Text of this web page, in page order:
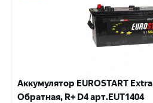
Аккумулятор EUROSTART
Обратная, R+ D4 арт.EUT1404